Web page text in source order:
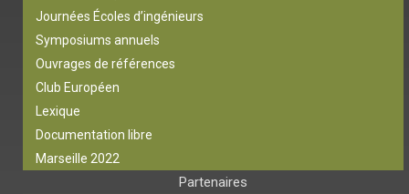
Journées Écoles d’ingénieurs
Symposiums annuels
Ouvrages de références
Club Européen
Lexique
Documentation libre
Marseille 2022
Partenaires